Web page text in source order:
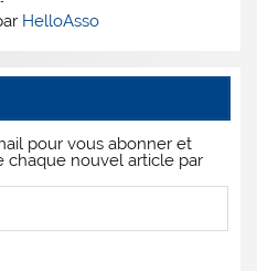
HelloAsso
pour vous abonner et
chaque nouvel article par